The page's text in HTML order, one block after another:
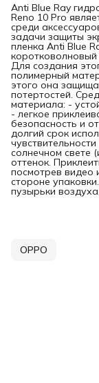
Anti Blue Ray
Reno 10 Pro
среди
задачи защиты
пленка Anti Blue
коротковолновый
Для создания
полимерный
этого она
потертостей.
материала: -
- легкое
безопасность и
долгий срок
солнечном свете
оттенок.
посмотрев видео
стороне
пузырьки
OPPO